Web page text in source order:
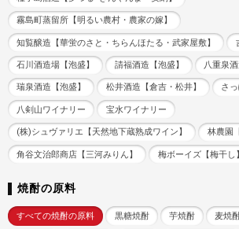
霧島町蒸留所【明るい農村・農家の嫁】
知覧醸造【華蛍のさと・ちらんほたる・武家屋敷】
石川酒造場【泡盛】 請福酒造【泡盛】 八重泉酒
瑞泉酒造【泡盛】 松井酒造【倉吉・松井】 さ
八剣山ワイナリー 宝水ワイナリー
(株)シュヴァリエ【天然地下蔵熟成ワイン】 林農園
角谷文治郎商店【三河みりん】 梅ボーイズ【梅干し】
焼酎の原料
すべての焼酎の原料 黒糖焼酎 芋焼酎 麦焼